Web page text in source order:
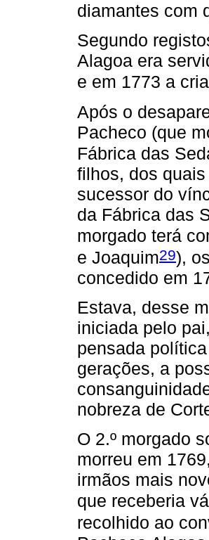
diamantes com
Segundo
Alagoa era
e em 1773 a
Após o
Pacheco (que
Fábrica das
filhos, dos
sucessor do
da Fábrica das
morgado terá
e Joaquim29),
concedido em
Estava, desse
iniciada pelo
pensada
gerações, a
nobreza de
O 2.º morgado
morreu em
irmãos mais
que receberia
recolhido ao